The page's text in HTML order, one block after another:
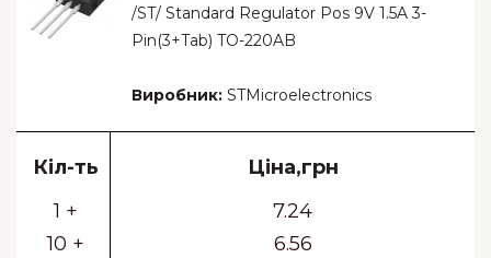
/ST/ Standard Regulator Pos 9V 1.5A 3-
Pin(3+Tab) TO-220AB
Виробник: STMicroelectronics
Кіл-ть
1 +
10 +
Ціна,грн
7.24
6.56